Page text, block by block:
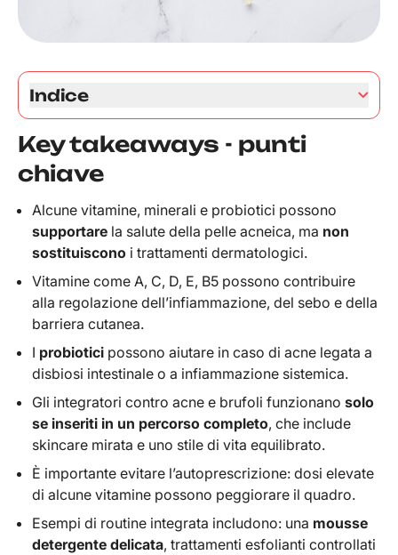
Indice
Key takeaways - punti chiave
Perché sempre più persone cercano
integratori per l’acne
Vitamine utili per pelle acneica: quali
funzionano davvero?
Probiotici: perché l’intestino influisce
sull’acne
Integratori e acne: quando possono essere
efficaci?
Routine tipo: come integrare skincare e
integratori
Fattori che peggiorano l’acne: cosa evitare
Domande frequenti su acne e integratori
Disclaimer
Key takeaways - punti
chiave
Alcune vitamine, minerali e probiotici possono
supportare la salute della pelle acneica, ma non
sostituiscono i trattamenti dermatologici.
Vitamine come A, C, D, E, B5 possono contribuire
alla regolazione dell’infiammazione, del sebo e della
barriera cutanea.
I probiotici possono aiutare in caso di acne legata a
disbiosi intestinale o a infiammazione sistemica.
Gli integratori contro acne e brufoli funzionano solo
se inseriti in un percorso completo, che include
skincare mirata e uno stile di vita equilibrato.
È importante evitare l’autoprescrizione: dosi elevate
di alcune vitamine possono peggiorare il quadro.
Esempi di routine integrata includono: una mousse
detergente delicata, trattamenti esfolianti controllati